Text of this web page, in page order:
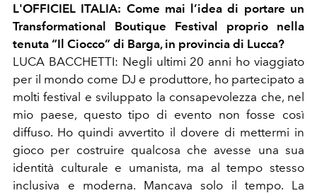
L'OFFICIEL ITALIA: Come mai l’idea di portare un
Transformational Boutique Festival proprio nella
tenuta “Il Ciocco” di Barga, in provincia di Lucca?
LUCA BACCHETTI: Negli ultimi 20 anni ho viaggiato
per il mondo come DJ e produttore, ho partecipato a
molti festival e sviluppato la consapevolezza che, nel
mio paese, questo tipo di evento non fosse così
diffuso. Ho quindi avvertito il dovere di mettermi in
gioco per costruire qualcosa che avesse una sua
identità culturale e umanista, ma al tempo stesso
inclusiva e moderna. Mancava solo il tempo. La